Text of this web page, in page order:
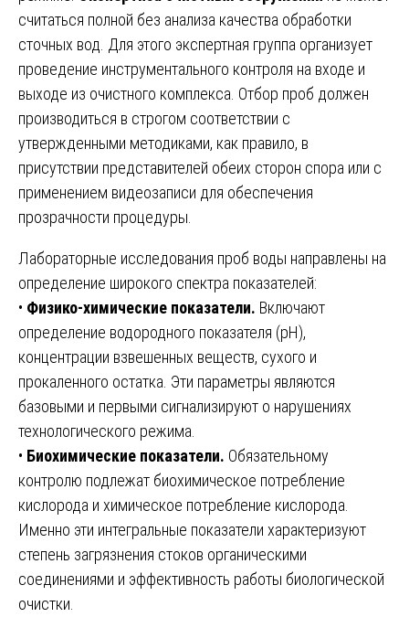
считаться полной без анализа качества обработки
сточных вод. Для этого экспертная группа организует
проведение инструментального контроля на входе и
выходе из очистного комплекса. Отбор проб должен
производиться в строгом соответствии с
утвержденными методиками, как правило, в
присутствии представителей обеих сторон спора или с
применением видеозаписи для обеспечения
прозрачности процедуры.
Лабораторные исследования проб воды направлены на
определение широкого спектра показателей:
• Физико-химические показатели. Включают
определение водородного показателя (pH),
концентрации взвешенных веществ, сухого и
прокаленного остатка. Эти параметры являются
базовыми и первыми сигнализируют о нарушениях
технологического режима.
• Биохимические показатели. Обязательному
контролю подлежат биохимическое потребление
кислорода и химическое потребление кислорода.
Именно эти интегральные показатели характеризуют
степень загрязнения стоков органическими
соединениями и эффективность работы биологической
очистки.